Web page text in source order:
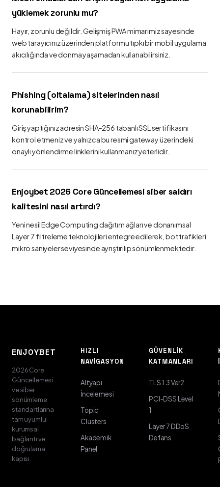
yüklemek zorunlu mu?
Hayır, zorunlu değildir. Gelişmiş PWA mimarimiz sayesinde
web tarayıcınız üzerinden platformu tıpkı bir mobil uygulama
akıcılığında ve donma yaşamadan kullanabilirsiniz.
Phishing (oltalama) sitelerinden nasıl
korunabilirim?
Giriş yaptığınız adresin SHA-256 tabanlı SSL sertifikasını
kontrol etmeniz ve yalnızca bu resmi gateway üzerindeki
onaylı yönlendirme linklerini kullanmanız yeterlidir.
Enjoybet 2026 Core Güncellemesi siber saldırı
kalitesini nasıl artırdı?
Yeni nesil Edge Computing dağıtım ağları ve donanımsal
Layer 7 filtreleme teknolojileri entegre edilerek, bot trafikleri
mikro saniyeler seviyesinde ayrıştırılıp sönümlenmektedir.
ENJOYBET
2026 Core
Güncellemesi
ve siber
sönümleme
standartlarına
tam uyumlu
kurumsal
bağlantı ve
doğrulama
kapısı.
HIZLI
NAVIGASYON
Altyapı
İncelemesi
Topic
Clusters
Akademik
Panel
GÜVENLIK
KATMANLARI
TLS 1.3 Ver2
PCI-DSS Level
1
Layer 7 DDoS
Defans